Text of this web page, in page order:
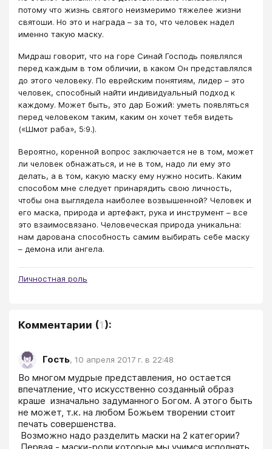
потому что жизнь святого неизмеримо тяжелее жизни
святоши. Но это и награда – за то, что человек надел
именно такую маску.
Мидраш говорит, что на горе Синай Господь появлялся
перед каждым в том обличии, в каком Он представлялся
до этого человеку. По еврейским понятиям, лидер – это
человек, способный найти индивидуальный подход к
каждому. Может быть, это дар Божий: уметь появляться
перед человеком таким, каким он хочет тебя видеть
(«Шмот раба», 5:9.).
Вероятно, коренной вопрос заключается не в том, может
ли человек обнажаться, и не в том, надо ли ему это
делать, а в том, какую маску ему нужно носить. Каким
способом мне следует принарядить свою личность,
чтобы она выглядела наиболее возвышенной? Человек и
его маска, природа и артефакт, рука и инструмент – все
это взаимосвязано. Человеческая природа уникальна:
нам дарована способность самим выбирать себе маску
– демона или ангела.
Личностная роль
Комментарии (1):
Гость, 10 апреля 2017 г. в 22:48
Во многом мудрые представления, но остается
впечатление, что искусственно созданный образ
краше  изначально задуманного Богом. А этого быть
не может, т.к. на любом Божьем творении стоит
печать совершенства.